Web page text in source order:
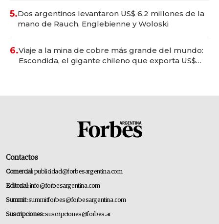
5.Dos argentinos levantaron US$ 6,2 millones de la
mano de Rauch, Englebienne y Woloski
6.Viaje a la mina de cobre más grande del mundo:
Escondida, el gigante chileno que exporta US$
Contactos
Comercial:publicidad@forbesargentina.com
Editorial:info@forbesargentina.com
Summit:summitforbes@forbesargentina.com
Suscripciones:suscripciones@forbes.ar